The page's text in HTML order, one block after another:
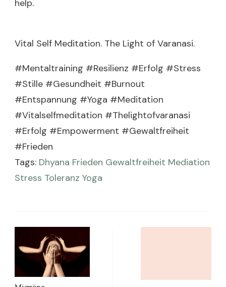
help.
Vital Self Meditation. The Light of Varanasi.
#Mentaltraining #Resilienz #Erfolg #Stress
#Stille #Gesundheit #Burnout
#Entspannung #Yoga #Meditation
#Vitalselfmeditation #Thelightofvaranasi
#Erfolg #Empowerment #Gewaltfreiheit
#Frieden
Tags: Dhyana Frieden Gewaltfreiheit Mediation
Stress Toleranz Yoga
Post
Navigation